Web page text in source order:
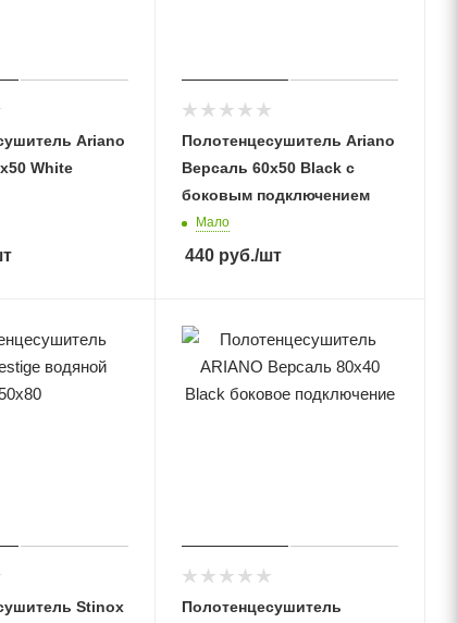
Ariano
White
Полотенцесушитель Ariano
Версаль 60х50 Black с
боковым подключением
Мало
440руб./шт
Stinox
Полотенцесушитель